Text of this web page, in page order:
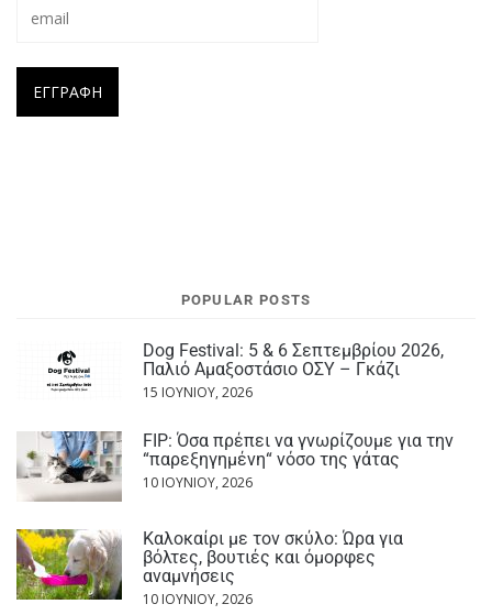
POPULAR POSTS
Dog Festival: 5 & 6 Σεπτεμβρίου 2026,
Παλιό Αμαξοστάσιο ΟΣΥ – Γκάζι
15 ΙΟΥΝΊΟΥ, 2026
FIP: Όσα πρέπει να γνωρίζουμε για την
“παρεξηγημένη“ νόσο της γάτας
10 ΙΟΥΝΊΟΥ, 2026
Καλοκαίρι με τον σκύλο: Ώρα για
βόλτες, βουτιές και όμορφες
αναμνήσεις
10 ΙΟΥΝΊΟΥ, 2026